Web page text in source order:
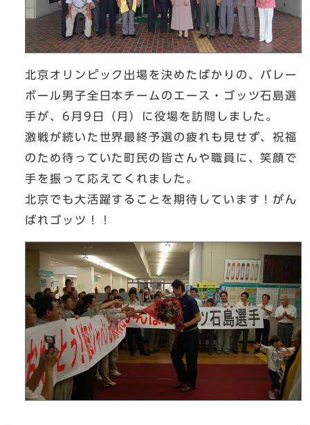
北京オリンピック出場を決めたばかりの、バレー
ボール男子全日本チームのエース・ゴッツ石島選
手が、6月9日（月）に役場を訪問しました。
激戦が続いた世界最終予選の疲れも見せず、祝福
のため待っていた町民の皆さんや職員に、笑顔で
手を振って応えてくれました。
北京でも大活躍することを期待しています！がん
ばれゴッツ！！